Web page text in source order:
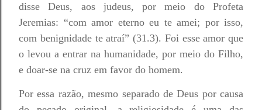
disse Deus, aos judeus, por meio do Profeta
Jeremias: “com amor eterno eu te amei; por isso,
com benignidade te atraí” (31.3). Foi esse amor que
o levou a entrar na humanidade, por meio do Filho,
e doar-se na cruz em favor do homem.
Por essa razão, mesmo separado de Deus por causa